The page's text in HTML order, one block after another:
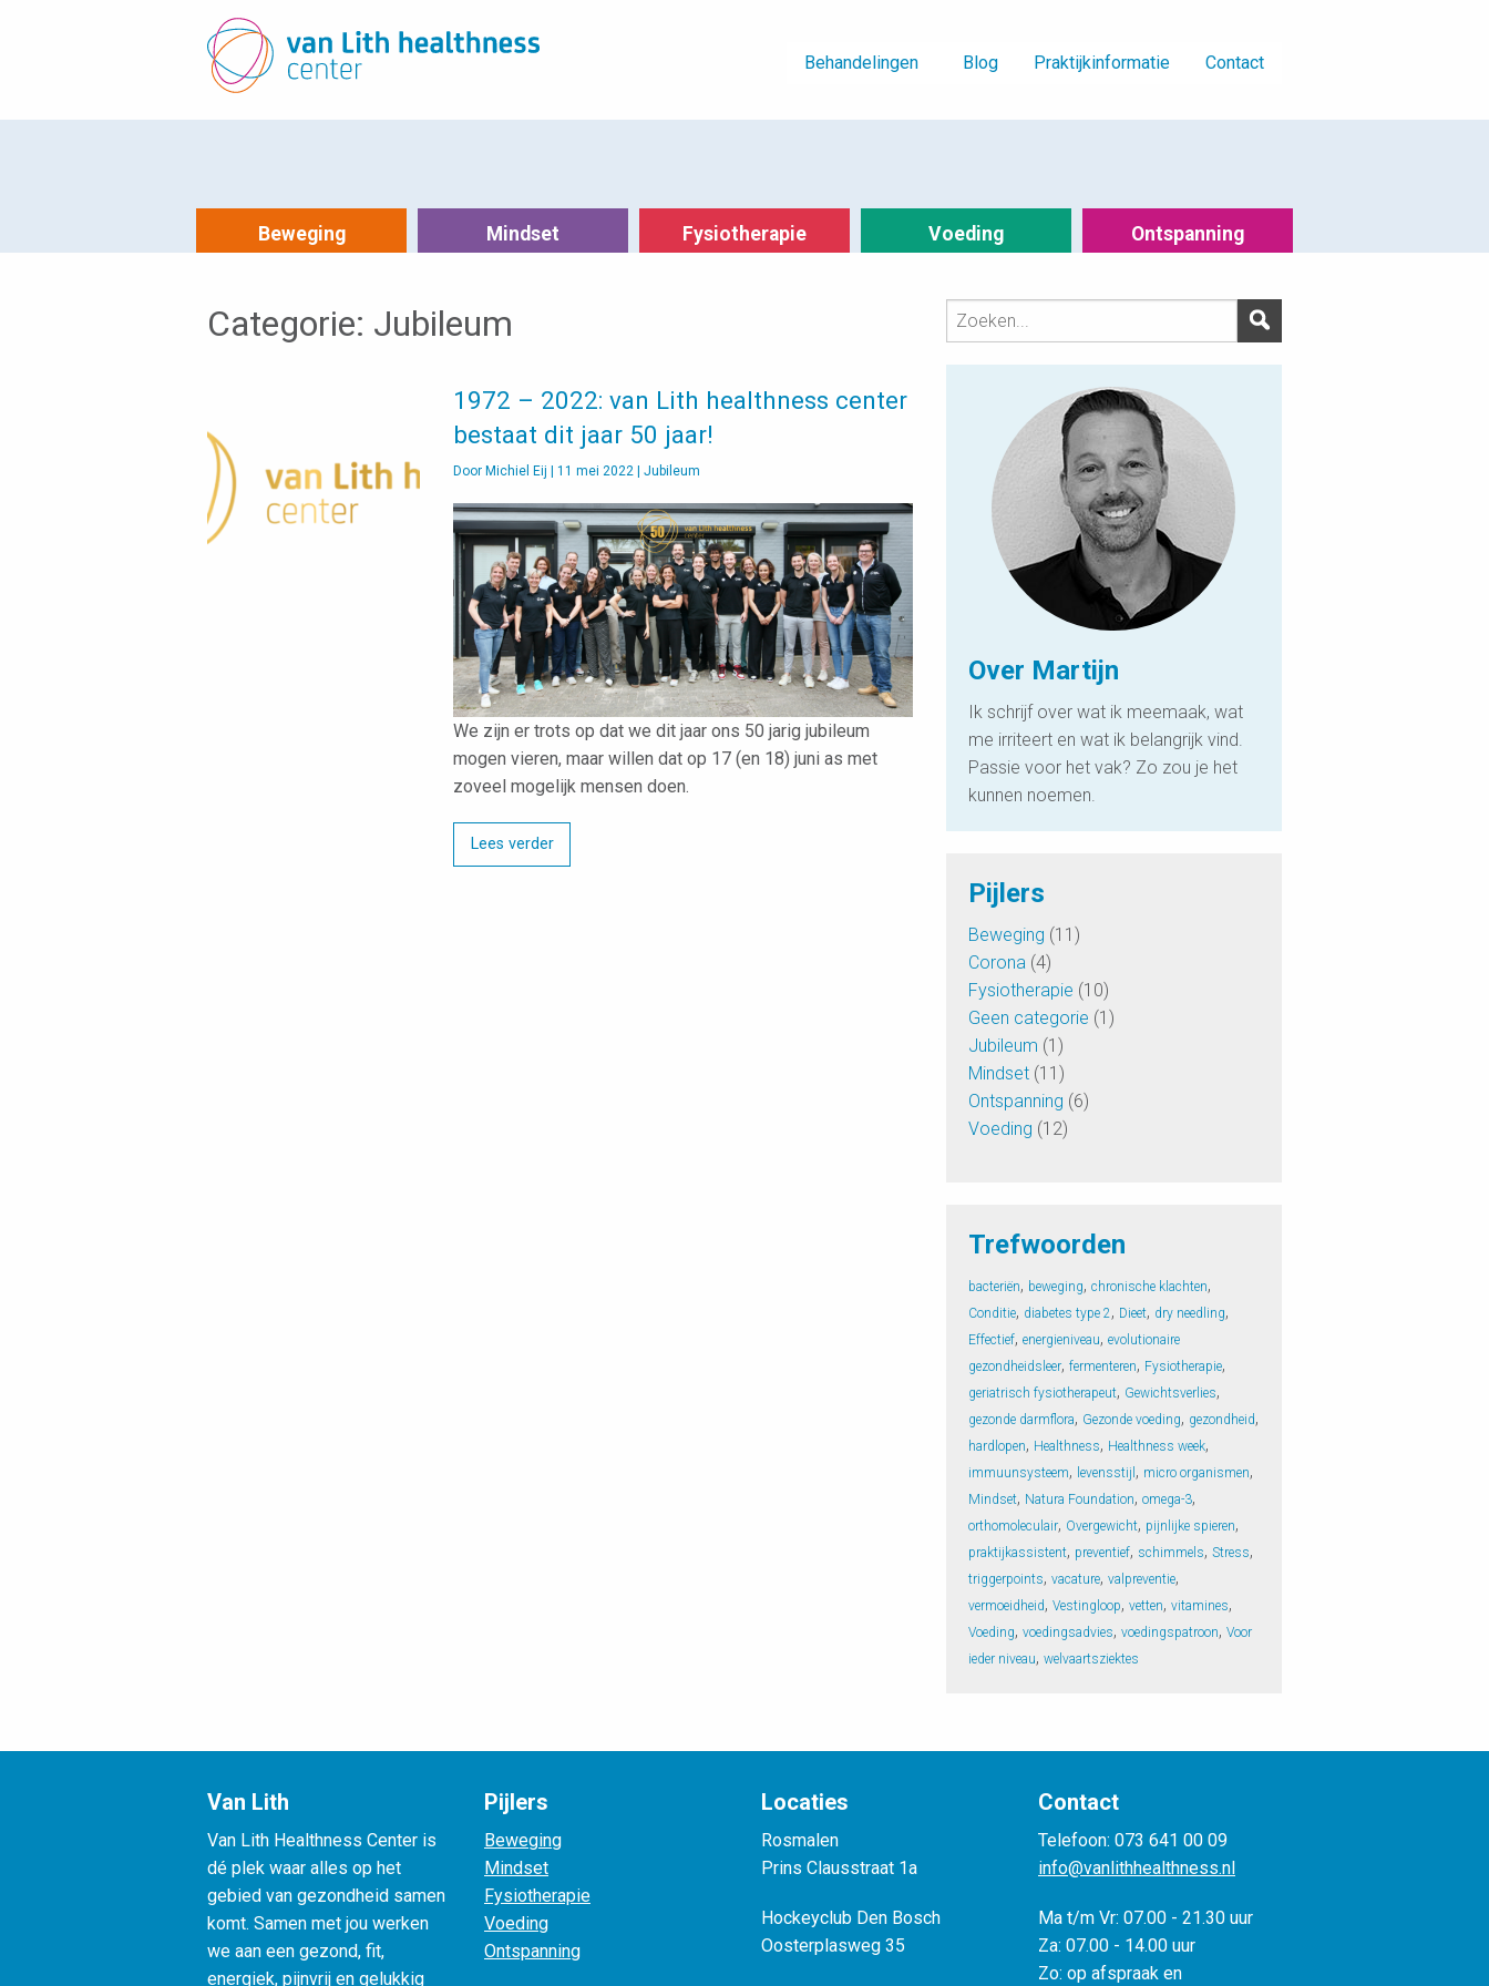
Behandelingen Blog Praktijkinformatie Contact
Beweging Mindset Fysiotherapie Voeding Ontspanning
Categorie: Jubileum
1972 – 2022: van Lith healthness center
bestaat dit jaar 50 jaar!
Door Michiel Eij |11 mei 2022 |Jubileum
We zijn er trots op dat we dit jaar ons 50 jarig jubileum
mogen vieren, maar willen dat op 17 (en 18) juni as met
zoveel mogelijk mensen doen.
Lees verder
Over Martijn
Ik schrijf over wat ik meemaak, wat
me irriteert en wat ik belangrijk vind.
Passie voor het vak? Zo zou je het
kunnen noemen.
Pijlers
Beweging (11)
Corona(4)
Fysiotherapie (10)
Geen categorie (1)
Jubileum (1)
Mindset(11)
Ontspanning (6)
Voeding (12)
Trefwoorden
bacteriën, beweging, chronische klachten,
Conditie, diabetes type 2, Dieet, dry needling,
Effectief, energieniveau, evolutionaire
gezondheidsleer, fermenteren, Fysiotherapie,
geriatrisch fysiotherapeut, Gewichtsverlies,
gezonde darmflora, Gezonde voeding, gezondheid,
hardlopen, Healthness, Healthness week,
immuunsysteem, levensstijl , micro organismen,
Mindset, Natura Foundation, omega-3,
orthomoleculair, Overgewicht, pijnlijke spieren,
praktijkassistent, preventief, schimmels, Stress,
triggerpoints, vacature, valpreventie,
vermoeidheid, Vestingloop, vetten, vitamines,
Voeding, voedingsadvies, voedingspatroon, Voor
ieder niveau, welvaartsziektes
Van Lith
Van Lith Healthness Center is
dé plek waar alles op het
gebied van gezondheid samen
komt. Samen met jou werken
we aan een gezond, fit,
energiek, pijnvrij en gelukkig
Pijlers
Beweging
Mindset
Fysiotherapie
Voeding
Ontspanning
Locaties
Rosmalen
Prins Clausstraat 1a
Hockeyclub Den Bosch
Oosterplasweg 35
Contact
Telefoon: 073 641 00 09
info@vanlithhealthness.nl
Ma t/m Vr: 07.00 - 21.30 uur
Za: 07.00 - 14.00 uur
Zo: op afspraak en